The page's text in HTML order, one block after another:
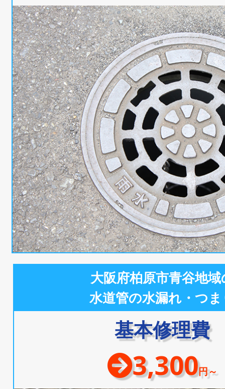
大阪府柏原市青谷地域
水道管の水漏れ・つ
基本修理費
3,300円～